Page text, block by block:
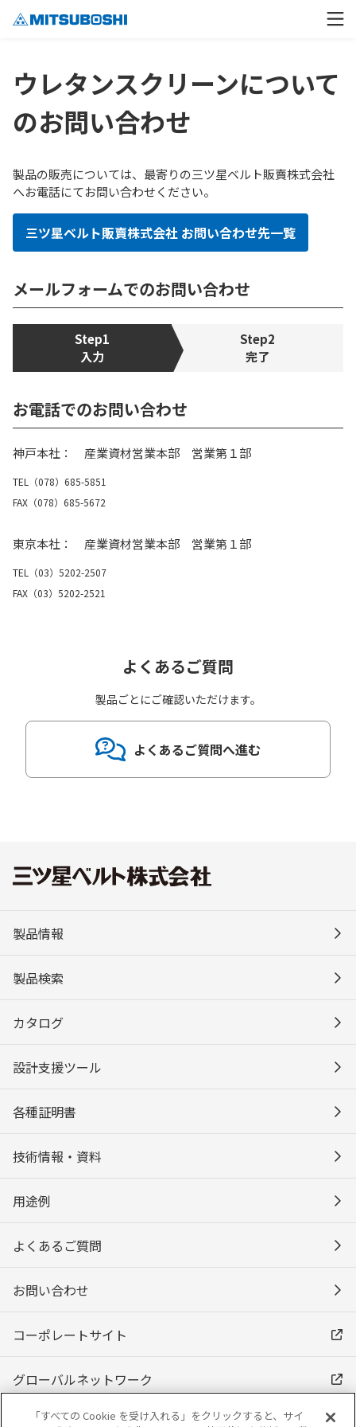
ウレタンスクリーンについて
のお問い合わせ
製品の販売については、最寄りの三ツ星ベルト販賣株式会社
へお電話にてお問い合わせください。
三ツ星ベルト販賣株式会社 お問い合わせ先一覧
メールフォームでのお問い合わせ
Step1
入力
Step2
完了
お電話でのお問い合わせ
神戸本社： 産業資材営業本部 営業第１部
TEL（078）685-5851
FAX（078）685-5672
東京本社： 産業資材営業本部 営業第１部
TEL（03）5202-2507
FAX（03）5202-2521
よくあるご質問
製品ごとにご確認いただけます。
よくあるご質問へ進む
製品情報
製品検索
カタログ
設計支援ツール
各種証明書
技術情報・資料
用途例
よくあるご質問
お問い合わせ
コーポレートサイト
グローバルネットワーク
「すべての Cookie を受け入れる」をクリックすると、サイ